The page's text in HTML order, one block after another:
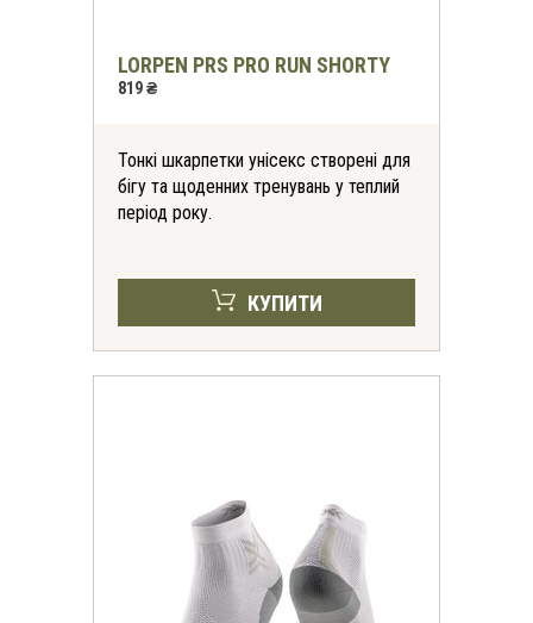
LORPEN PRS PRO RUN SHORTY
819 ₴
Тонкі шкарпетки унісекс створені для
бігу та щоденних тренувань у теплий
період року.
КУПИТИ